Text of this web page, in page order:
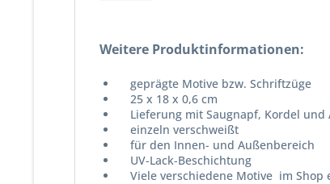
Weitere Produktinformationen:
geprägte Motive bzw. Schriftzüge
25 x 18 x 0,6 cm
Lieferung mit Saugnapf, Kordel und
einzeln verschweißt
für den Innen- und Außenbereich
UV-Lack-Beschichtung
Viele verschiedene Motive im Shop